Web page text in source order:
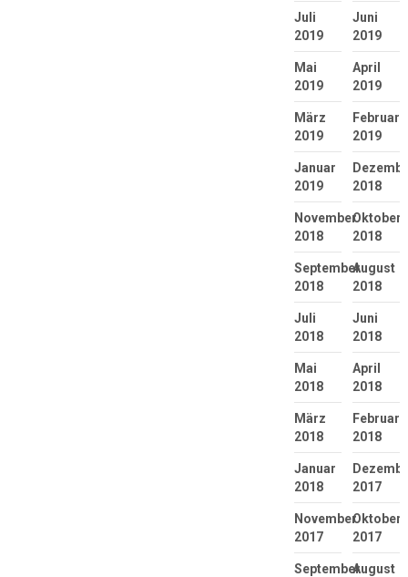
Juli
2019
Juni
2019
Mai
2019
April
2019
März
2019
Februar
2019
Januar
2019
2018
November
2018
Oktober
2018
September
2018
August
2018
Juli
2018
Juni
2018
Mai
2018
April
2018
März
2018
Februar
2018
Januar
2018
2017
November
2017
Oktober
2017
SeptemberAugust